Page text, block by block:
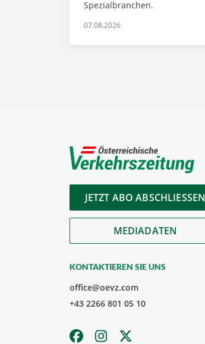
Spezialbranchen.
07.08.2026
JETZT ABO ABSCHLIESSEN
MEDIADATEN
KONTAKTIEREN SIE UNS
office@oevz.com
+43 2266 801 05 10